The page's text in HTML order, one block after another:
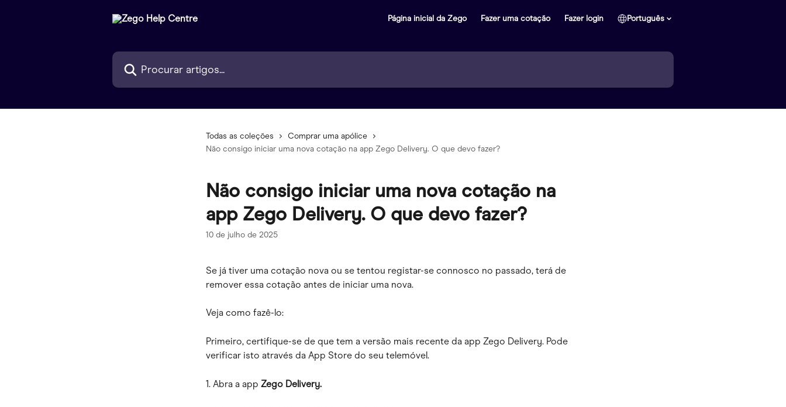
Página inicial da Zego Fazer uma cotação Fazer login Português
Procurar artigos...
Todas as coleções
Comprar uma apólice
Não consigo iniciar uma nova cotação na app Zego Delivery. O que devo fazer?
Não consigo iniciar uma nova cotação na
app Zego Delivery. O que devo fazer?
10 de julho de 2025
Se já tiver uma cotação nova ou se tentou registar-se connosco no passado, terá de
remover essa cotação antes de iniciar uma nova.
Veja como fazê-lo:
Primeiro, certifique-se de que tem a versão mais recente da app Zego Delivery. Pode
verificar isto através da App Store do seu telemóvel.
1. Abra a app Zego Delivery.